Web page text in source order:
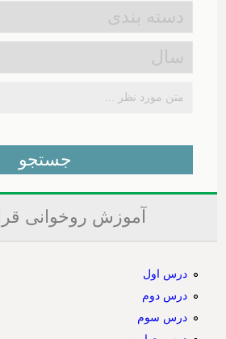
آموزش روخوانی
درس اول
درس دوم
درس سوم